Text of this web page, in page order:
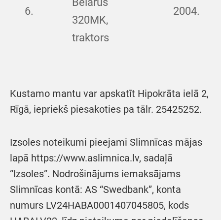
6.
320MK,
traktors
2004.
Kustamo mantu var apskatīt Hipokrāta ielā 2,
Rīgā, iepriekš piesakoties pa tālr. 25425252.
Izsoles noteikumi pieejami Slimnīcas mājas
lapā https://www.aslimnica.lv, sadaļā
“Izsoles”. Nodrošinājums iemaksājams
Slimnīcas kontā: AS “Swedbank”, konta
numurs LV24HABA0001407045805, kods